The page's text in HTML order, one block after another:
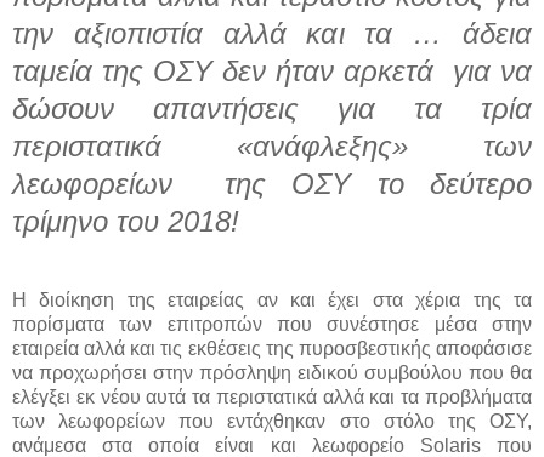
την αξιοπιστία αλλά και τα … άδεια
ταμεία της ΟΣΥ δεν ήταν αρκετά για να
δώσουν απαντήσεις για τα τρία
περιστατικά «ανάφλεξης» των
λεωφορείων της ΟΣΥ το δεύτερο
τρίμηνο του 2018!
Η διοίκηση της εταιρείας αν και έχει στα χέρια της τα
πορίσματα των επιτροπών που συνέστησε μέσα στην
εταιρεία αλλά και τις εκθέσεις της πυροσβεστικής αποφάσισε
να προχωρήσει στην πρόσληψη ειδικού συμβούλου που θα
ελέγξει εκ νέου αυτά τα περιστατικά αλλά και τα προβλήματα
των λεωφορείων που εντάχθηκαν στο στόλο της ΟΣΥ,
ανάμεσα στα οποία είναι και λεωφορείο Solaris που